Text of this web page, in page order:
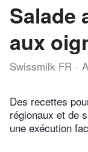
Salade
aux
Swissmilk FR
Des recettes
régionaux et de
une exécution